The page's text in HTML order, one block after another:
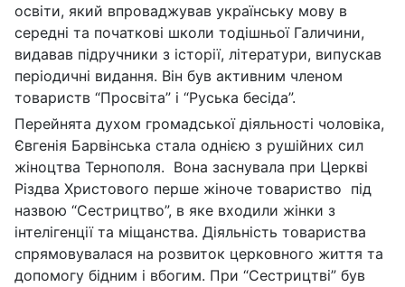
освіти, який впроваджував українську мову в
середні та початкові школи тодішньої Галичини,
видавав підручники з історії, літератури, випускав
періодичні видання. Він був активним членом
товариств “Просвіта” і “Руська бесіда”.
Перейнята духом громадської діяльності чоловіка,
Євгенія Барвінська стала однією з рушійних сил
жіноцтва Тернополя. Вона заснувала при Церкві
Різдва Христового перше жіноче товариство під
назвою “Сестрицтво”, в яке входили жінки з
інтелігенції та міщанства. Діяльність товариства
спрямовувалася на розвиток церковного життя та
допомогу бідним і вбогим. При “Сестрицтві” був